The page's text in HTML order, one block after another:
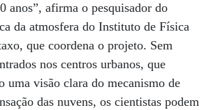
anos”, afirma o pesquisador do
da atmosfera do Instituto de Física
que coordena o projeto. Sem
nos centros urbanos, que
uma visão clara do mecanismo de
das nuvens, os cientistas podem